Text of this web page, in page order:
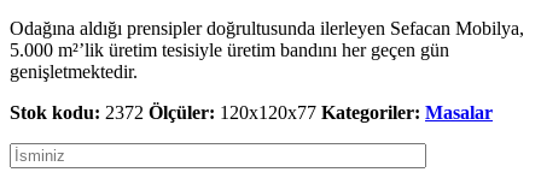
Odağına aldığı prensipler doğrultusunda ilerleyen Sefacan Mobilya,
5.000 m²’lik üretim tesisiyle üretim bandını her geçen gün
genişletmektedir.
Stok kodu: 2372 Ölçüler: 120x120x77 Kategoriler: Masalar